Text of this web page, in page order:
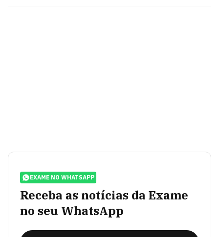
EXAME NO WHATSAPP
Receba as notícias da Exame
no seu WhatsApp